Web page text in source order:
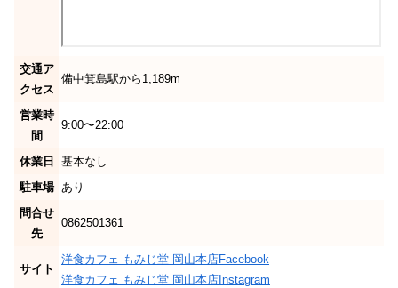
交通ア
クセス
備中箕島駅から1,189m
営業時
間
9:00〜22:00
休業日
基本なし
駐車場 あり
問合せ
先
0862501361
サイト
洋食カフェ もみじ堂 岡山本店Facebook
洋食カフェ もみじ堂 岡山本店Instagram